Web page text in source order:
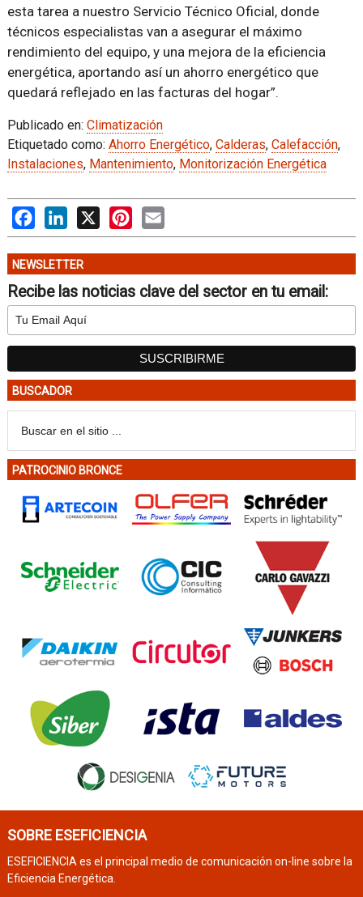
esta tarea a nuestro Servicio Técnico Oficial, donde
técnicos especialistas van a asegurar el máximo
rendimiento del equipo, y una mejora de la eficiencia
energética, aportando así un ahorro energético que
quedará reflejado en las facturas del hogar”.
Publicado en: Climatización
Etiquetado como: Ahorro Energético, Calderas, Calefacción,
Instalaciones, Mantenimiento, Monitorización Energética
FacebookLinkedIn
X PinterestEmail
NEWSLETTER
Recibe las noticias clave del sector en tu email:
BUSCADOR
PATROCINIO BRONCE
SOBRE ESEFICIENCIA
ESEFICIENCIA es el principal medio de comunicación on-line sobre la
Eficiencia Energética.